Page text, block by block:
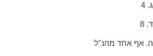
ג. 4
ד. 8
ה. אף אחד מהנ"ל